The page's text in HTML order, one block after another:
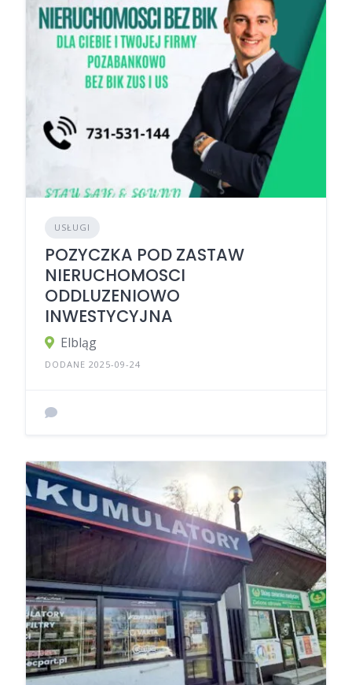
USŁUGI
POZYCZKA POD ZASTAW
NIERUCHOMOSCI
ODDLUZENIOWO
INWESTYCYJNA
Elbląg
DODANE 2025-09-24